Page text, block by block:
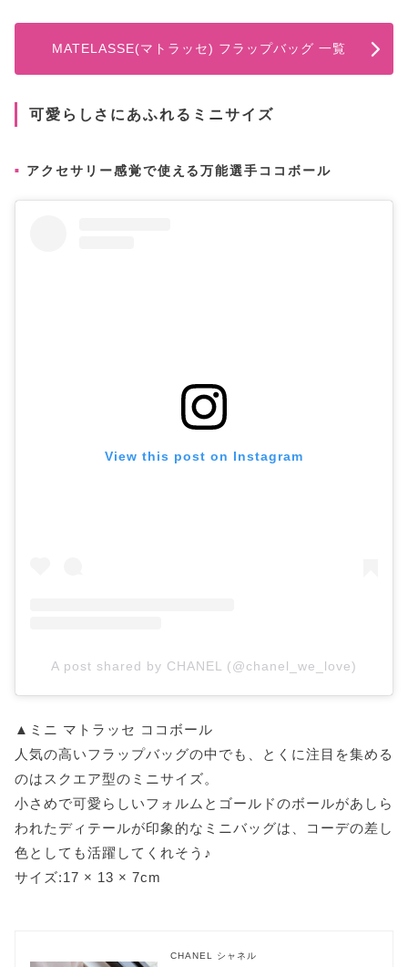
MATELASSE(マトラッセ) フラップバッグ 一覧
可愛らしさにあふれるミニサイズ
アクセサリー感覚で使える万能選手ココボール
View this post on Instagram
A post shared by CHANEL (@chanel_we_love)
▲ミニ マトラッセ ココボール
人気の高いフラップバッグの中でも、とくに注目を集める
のはスクエア型のミニサイズ。
小さめで可愛らしいフォルムとゴールドのボールがあしら
われたディテールが印象的なミニバッグは、コーデの差し
色としても活躍してくれそう♪
サイズ:17 × 13 × 7cm
CHANEL シャネル